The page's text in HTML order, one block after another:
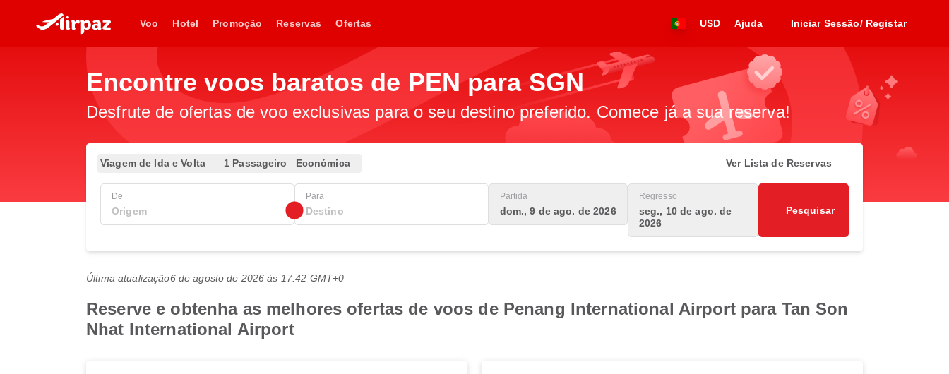
Voo Hotel Promoção Reservas Ofertas USD Ajuda Iniciar Sessão/ Registar
Encontre voos baratos de PEN para SGN
Desfrute de ofertas de voo exclusivas para o seu destino preferido. Comece já a sua reserva!
Viagem de Ida e Volta 1 Passageiro Económica Ver Lista de Reservas
De Para Partida
dom., 9 de ago. de 2026
Regresso
seg., 10 de ago. de
2026
Pesquisar
Última atualização6 de agosto de 2026 às 17:42 GMT+0
Reserve e obtenha as melhores ofertas de voos de Penang International Airport para Tan Son
Nhat International Airport